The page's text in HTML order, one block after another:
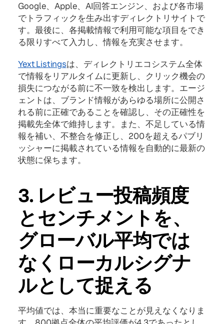
Google、Apple、AI回答エンジン、および各市場
でトラフィックを生み出すディレクトリサイトで
す。最後に、各掲載情報で利用可能な項目をでき
る限りすべて入力し、情報を充実させます。
Yext Listingsは、ディレクトリエコシステム全体
で情報をリアルタイムに更新し、クリック機会の
損失につながる前に不一致を検出します。エージ
ェントは、ブランド情報があらゆる場所に公開さ
れる前に正確であることを確認し、その正確性を
掲載先全体で維持します。また、不足している情
報を補い、不整合を修正し、200を超えるパブリ
ッシャーに掲載されている情報を自動的に最新の
状態に保ちます。
3. レビュー投稿頻度
とセンチメントを、
グローバル平均では
なくローカルシグナ
ルとして捉える
平均値では、本当に重要なことが見えなくなりま